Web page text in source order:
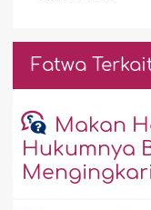
Fatwa
Makan
Hukumnya